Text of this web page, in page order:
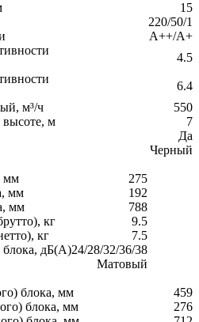
15
220/50/1
A++/A+
4.5
6.4
м³/ч
550
м
7
Да
Черный
мм
275
мм
192
мм
788
кг
9.5
кг
7.5
блока, дБ(А)24/28/32/36/38
Матовый
блока, мм
459
блока, мм
276